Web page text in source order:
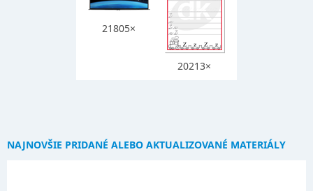
21805×
20213×
NAJNOVŠIE PRIDANÉ ALEBO AKTUALIZOVANÉ MATERIÁLY